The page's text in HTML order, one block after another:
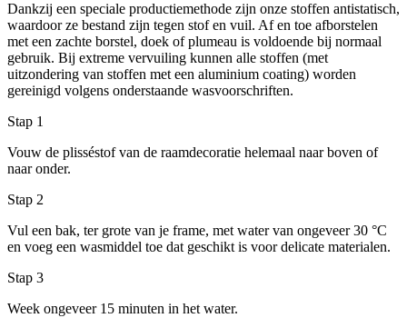
Dankzij een speciale productiemethode zijn onze stoffen antistatisch,
waardoor ze bestand zijn tegen stof en vuil. Af en toe afborstelen
met een zachte borstel, doek of plumeau is voldoende bij normaal
gebruik. Bij extreme vervuiling kunnen alle stoffen (met
uitzondering van stoffen met een aluminium coating) worden
gereinigd volgens onderstaande wasvoorschriften.
Stap 1
Vouw de plisséstof van de raamdecoratie helemaal naar boven of
naar onder.
Stap 2
Vul een bak, ter grote van je frame, met water van ongeveer 30 °C
en voeg een wasmiddel toe dat geschikt is voor delicate materialen.
Stap 3
Week ongeveer 15 minuten in het water.